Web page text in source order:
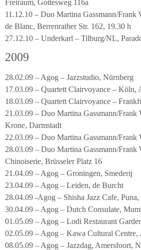
Freiraum, Gottesweg 116a
11.12.10 – Duo Martina Gassmann/
de Blanc, Berrenrather Str. 162, 19.30 h
27.12.10 – Underkarl – Tilburg/NL,
2009
28.02.09 – Agog – Jazzstudio, Nürnberg
17.03.09 – Quartett Clairvoyance – Köln,
18.03.09 – Quartett Clairvoyance –
21.03.09 – Duo Martina Gassmann/Frank
Krone, Darmstadt
22.03.09 – Duo Martina Gassmann/
28.03.09 – Duo Martina Gassmann/
Chinoiserie, Brüsseler Platz 16
21.04.09 – Agog – Groningen, Smederij
23.04.09 – Agog – Leiden, de Burcht
28.04.09 -Agog – Shisha Jazz Cafe, Puna,
30.04.09 – Agog – Dutch Consulate,
01.05.09 – Agog – Lodi Restaurant
02.05.09 – Agog – Kawa Cultural Centre,
08.05.09 – Agog – Jazzdag, Amersfoort,